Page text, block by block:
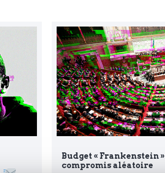
Budget « Frankenstein
compromis aléatoire